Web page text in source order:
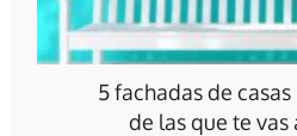
5 fachadas de
de las que te